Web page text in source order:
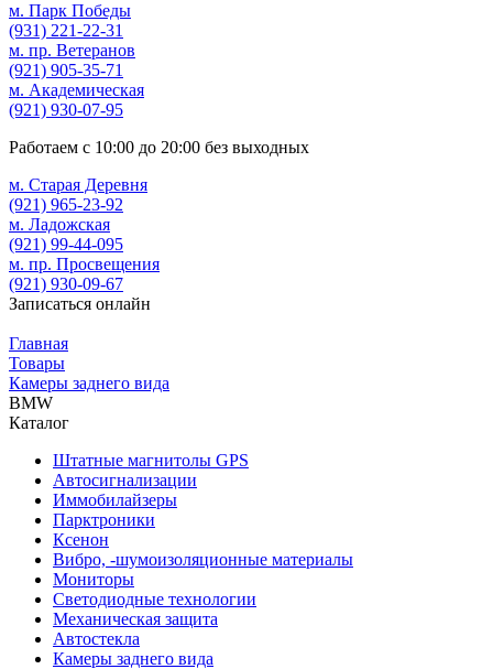
м. Парк Победы
(931) 221-22-31
м. пр. Ветеранов
(921) 905-35-71
м. Академическая
(921) 930-07-95
Работаем с 10:00 до 20:00 без выходных
м. Старая Деревня
(921) 965-23-92
м. Ладожская
(921) 99-44-095
м. пр. Просвещения
(921) 930-09-67
Записаться онлайн
Главная
Товары
Камеры заднего вида
BMW
Каталог
Штатные магнитолы GPS
Автосигнализации
Иммобилайзеры
Парктроники
Ксенон
Вибро, -шумоизоляционные материалы
Мониторы
Светодиодные технологии
Механическая защита
Автостекла
Камеры заднего вида